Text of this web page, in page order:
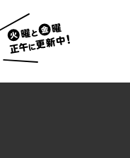
火曜と金
正午に
更新中！